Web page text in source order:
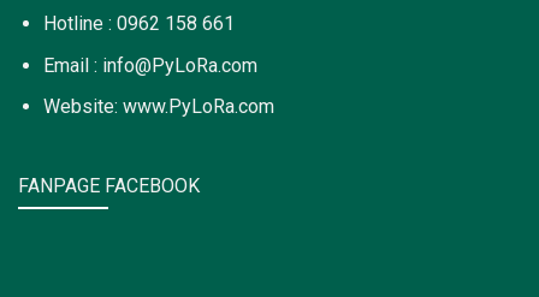
Hotline : 0962 158 661
Email : info@PyLoRa.com
Website: www.PyLoRa.com
FANPAGE FACEBOOK